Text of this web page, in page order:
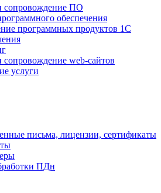
сопровождение ПО
обеспечения
программных продуктов 1С
сопровождение web-сайтов
услуги
письма, лицензии, сертификаты
ПДн